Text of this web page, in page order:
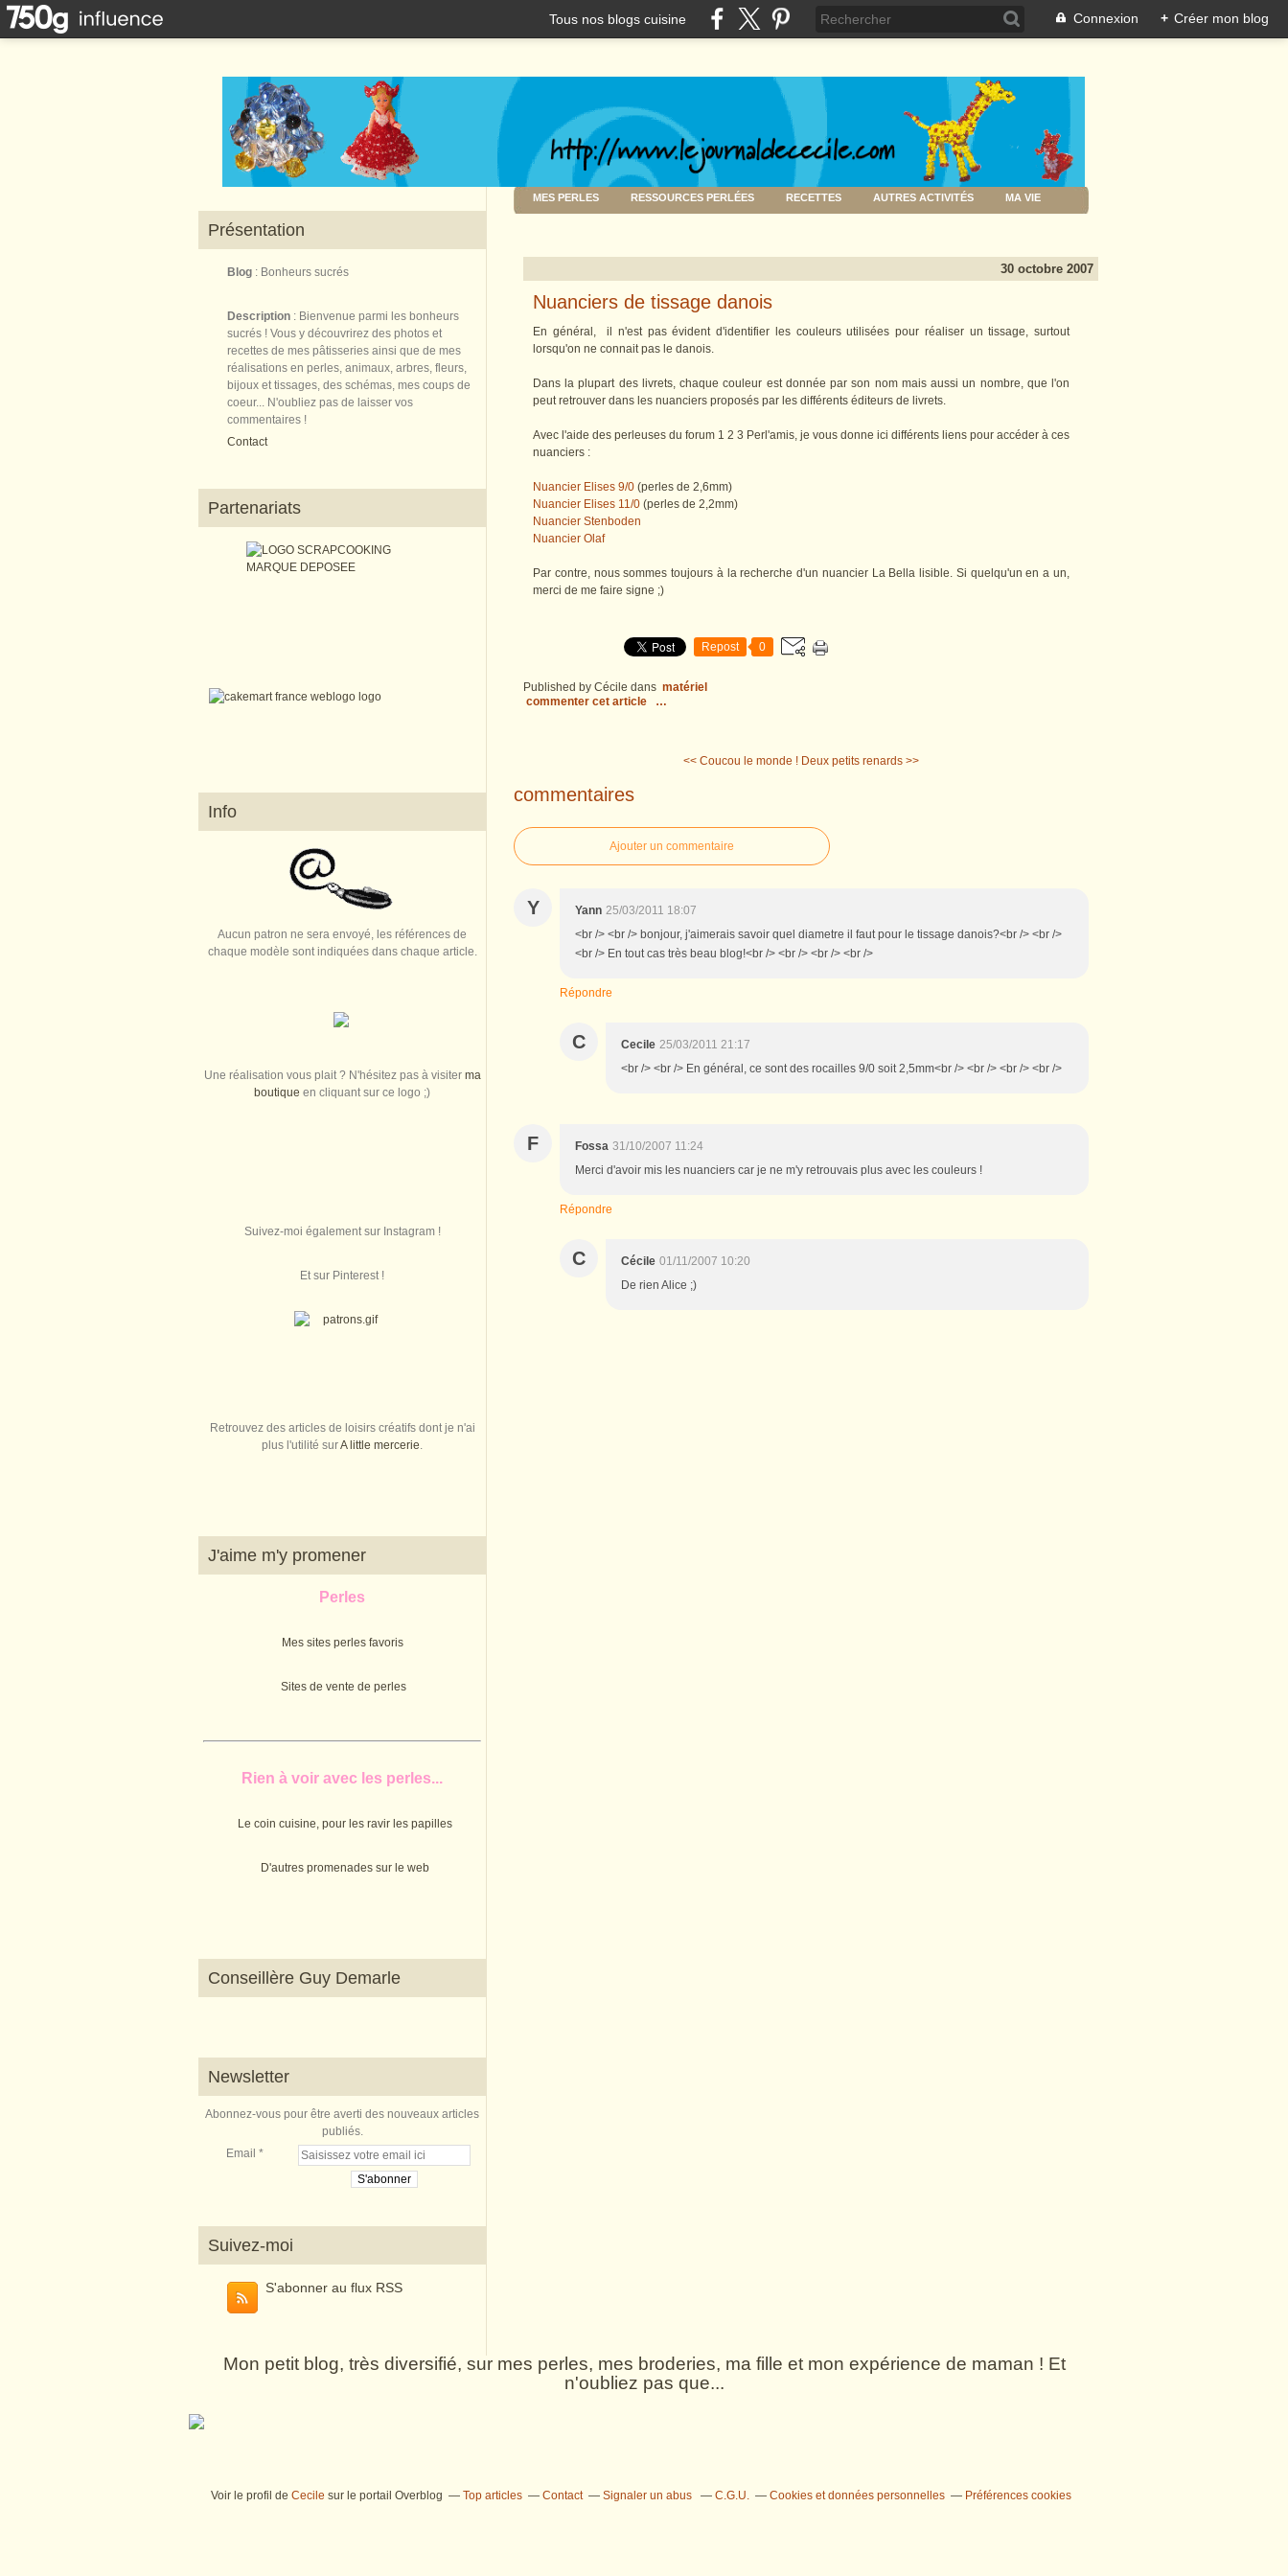
Tous nos blogs cuisine Connexion + Créer mon blog
Présentation
Blog : Bonheurs sucrés
Description : Bienvenue parmi les bonheurs
sucrés ! Vous y découvrirez des photos et
recettes de mes pâtisseries ainsi que de mes
réalisations en perles, animaux, arbres, fleurs,
bijoux et tissages, des schémas, mes coups de
coeur... N'oubliez pas de laisser vos
commentaires !
Contact
Partenariats
Info
Aucun patron ne sera envoyé, les références de
chaque modèle sont indiquées dans chaque article.
Une réalisation vous plait ? N'hésitez pas à visiter ma
boutique en cliquant sur ce logo ;)
Suivez-moi également sur Instagram !
Et sur Pinterest !
Retrouvez des articles de loisirs créatifs dont je n'ai
plus l'utilité surA little mercerie.
J'aime m'y promener
Perles
Mes sites perles favoris
Sites de vente de perles
Rien à voir avec les perles...
Le coin cuisine, pour les ravir les papilles
D'autres promenades sur le web
Conseillère Guy Demarle
Newsletter
Abonnez-vous pour être averti des nouveaux articles
publiés.
Email
Suivez-moi
S'abonner au flux RSS
MES PERLES RESSOURCES PERLÉES RECETTES AUTRES ACTIVITÉS MA VIE
30 octobre 2007
Nuanciers de tissage danois
En général, il n'est pas évident d'identifier les couleurs utilisées pour réaliser un tissage, surtout
lorsqu'on ne connait pas le danois.
Dans la plupart des livrets, chaque couleur est donnée par son nom mais aussi un nombre, que l'on
peut retrouver dans les nuanciers proposés par les différents éditeurs de livrets.
Avec l'aide des perleuses du forum 1 2 3 Perl'amis, je vous donne ici différents liens pour accéder à ces
nuanciers :
Nuancier Elises 9/0 (perles de 2,6mm)
Nuancier Elises 11/0 (perles de 2,2mm)
Nuancier Stenboden
Nuancier Olaf
Par contre, nous sommes toujours à la recherche d'un nuancier La Bella lisible. Si quelqu'un en a un,
merci de me faire signe ;)
Repost 0
Published by Cécile dans matériel
commenter cet article
…
<< Coucou le monde ! Deux petits renards >>
commentaires
Ajouter un commentaire
Y Yann 25/03/2011 18:07
<br /> <br /> bonjour, j'aimerais savoir quel diametre il faut pour le tissage danois?<br /> <br />
<br /> En tout cas très beau blog!<br /> <br /> <br /> <br />
Répondre
C Cecile 25/03/2011 21:17
<br /> <br /> En général, ce sont des rocailles 9/0 soit 2,5mm<br /> <br /> <br /> <br />
F Fossa 31/10/2007 11:24
Merci d'avoir mis les nuanciers car je ne m'y retrouvais plus avec les couleurs !
Répondre
C Cécile 01/11/2007 10:20
De rien Alice ;)
Mon petit blog, très diversifié, sur mes perles, mes broderies, ma fille et mon expérience de maman ! Et
n'oubliez pas que...
Voir le profil de Cecile sur le portail Overblog Top articles Contact Signaler un abus C.G.U. Cookies et données personnelles Préférences cookies